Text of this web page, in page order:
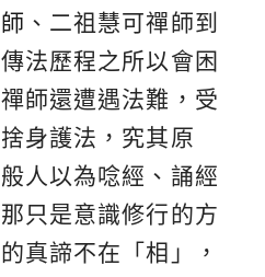
、二祖慧可禪師到
法歷程之所以會困
師還遭遇法難，受
身護法，究其原
人以為唸經、誦經
只是意識修行的方
真諦不在「相」，